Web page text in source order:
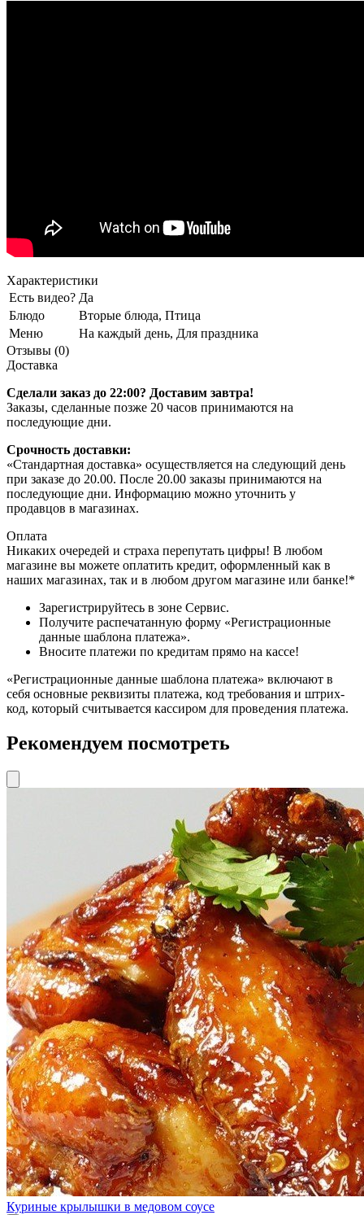
Характеристики
Есть видео? Да
Блюдо
Вторые блюда, Птица
Меню
На каждый день, Для праздника
Отзывы (0)
Доставка
Сделали заказ до 22:00? Доставим завтра!
Заказы, сделанные позже 20 часов принимаются на
последующие дни.
Срочность доставки:
«Стандартная доставка» осуществляется на следующий день
при заказе до 20.00. После 20.00 заказы принимаются на
последующие дни. Информацию можно уточнить у
продавцов в магазинах.
Оплата
Никаких очередей и страха перепутать цифры! В любом
магазине вы можете оплатить кредит, оформленный как в
наших магазинах, так и в любом другом магазине или банке!*
Зарегистрируйтесь в зоне Сервис.
Получите распечатанную форму «Регистрационные
данные шаблона платежа».
Вносите платежи по кредитам прямо на кассе!
«Регистрационные данные шаблона платежа» включают в
себя основные реквизиты платежа, код требования и штрих-
код, который считывается кассиром для проведения платежа.
Рекомендуем посмотреть
Куриные крылышки в медовом соусе